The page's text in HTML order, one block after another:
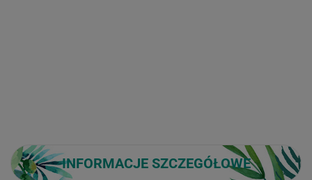
INFORMACJE SZCZEGÓŁOWE